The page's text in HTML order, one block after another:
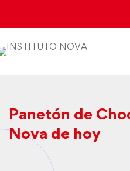
Panetón de
Nova de hoy